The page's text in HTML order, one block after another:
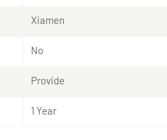
Xiamen
No
Provide
1 Year